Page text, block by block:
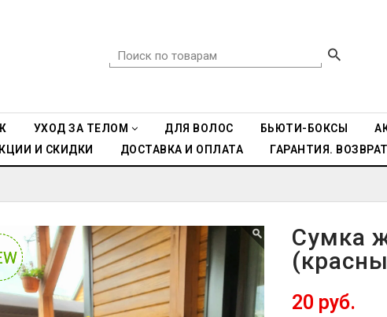
УХОД ЗА ТЕЛОМ ДЛЯ ВОЛОС БЬЮТИ-БОКСЫ
И СКИДКИ ДОСТАВКА И ОПЛАТА ГАРАНТИЯ.
Сумка
20 руб.